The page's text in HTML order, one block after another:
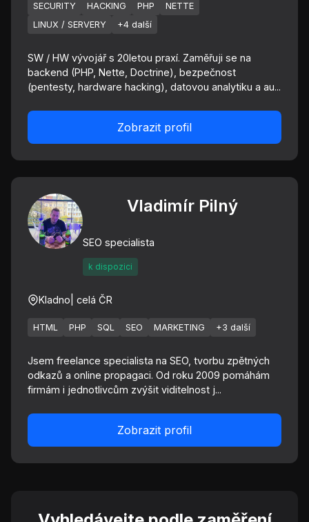
SECURITY HACKING PHP
NETTE
LINUX / SERVERY
+4 další
SW / HW vývojář s 20letou praxí. Zaměřuji se na
backend (PHP, Nette, Doctrine), bezpečnost
(pentesty, hardware hacking), datovou analytiku a au...
Zobrazit profil
Vladimír Pilný
SEO specialista
k dispozici
Kladno | celá ČR
HTML PHP SQL SEO MARKETING +3 další
Jsem freelance specialista na SEO, tvorbu zpětných
odkazů a online propagaci. Od roku 2009 pomáhám
firmám i jednotlivcům zvýšit viditelnost j...
Zobrazit profil